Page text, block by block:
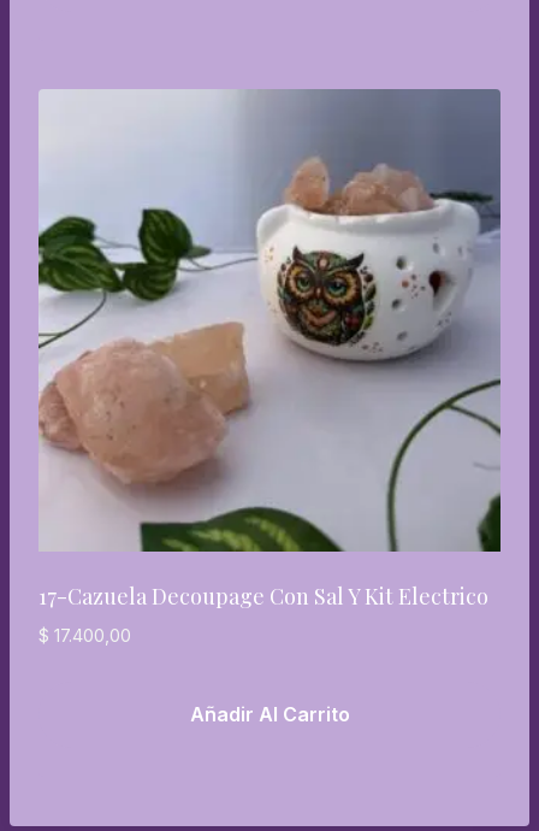
17-Cazuela Decoupage Con Sal Y Kit Electrico
$ 17.400,00
Añadir Al Carrito